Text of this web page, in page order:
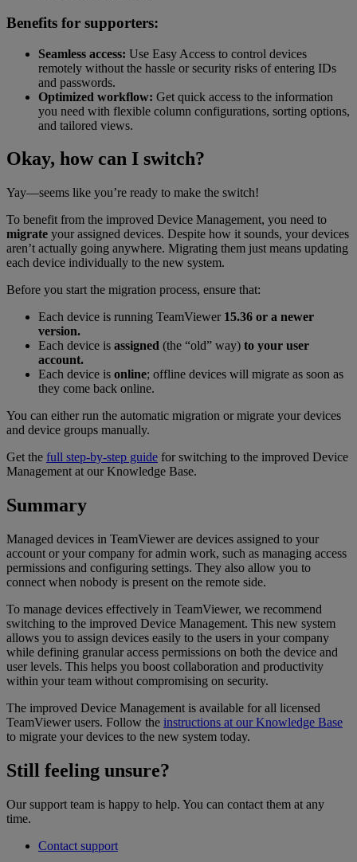
Benefits for supporters:
Seamless access: Use Easy Access to control devices
remotely without the hassle or security risks of entering IDs
and passwords.
Optimized workflow: Get quick access to the information
you need with flexible column configurations, sorting options,
and tailored views.
Okay, how can I switch?
Yay—seems like you’re ready to make the switch!
To benefit from the improved Device Management, you need to
migrate your assigned devices. Despite how it sounds, your devices
aren’t actually going anywhere. Migrating them just means updating
each device individually to the new system.
Before you start the migration process, ensure that:
Each device is running TeamViewer 15.36 or a newer
version.
Each device is assigned (the “old” way) to your user
account.
Each device is online; offline devices will migrate as soon as
they come back online.
You can either run the automatic migration or migrate your devices
and device groups manually.
Get the full step-by-step guide for switching to the improved Device
Management at our Knowledge Base.
Summary
Managed devices in TeamViewer are devices assigned to your
account or your company for admin work, such as managing access
permissions and configuring settings. They also allow you to
connect when nobody is present on the remote side.
To manage devices effectively in TeamViewer, we recommend
switching to the improved Device Management. This new system
allows you to assign devices easily to the users in your company
while defining granular access permissions on both the device and
user levels. This helps you boost collaboration and productivity
within your team without compromising on security.
The improved Device Management is available for all licensed
TeamViewer users. Follow the instructions at our Knowledge Base
to migrate your devices to the new system today.
Still feeling unsure?
Our support team is happy to help. You can contact them at any
time.
Contact support